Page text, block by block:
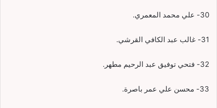
30- علي محمد المعمري.
31- غالب عبد الكافي القرشي.
32- فتحي توفيق عبد الرحيم مطهر.
33- محسن علي عمر باصرة.